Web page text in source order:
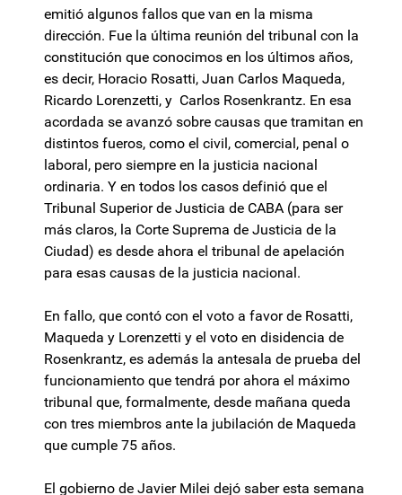
emitió algunos fallos que van en la misma
dirección. Fue la última reunión del tribunal con la
constitución que conocimos en los últimos años,
es decir, Horacio Rosatti, Juan Carlos Maqueda,
Ricardo Lorenzetti, y Carlos Rosenkrantz. En esa
acordada se avanzó sobre causas que tramitan en
distintos fueros, como el civil, comercial, penal o
laboral, pero siempre en la justicia nacional
ordinaria. Y en todos los casos definió que el
Tribunal Superior de Justicia de CABA (para ser
más claros, la Corte Suprema de Justicia de la
Ciudad) es desde ahora el tribunal de apelación
para esas causas de la justicia nacional.
En fallo, que contó con el voto a favor de Rosatti,
Maqueda y Lorenzetti y el voto en disidencia de
Rosenkrantz, es además la antesala de prueba del
funcionamiento que tendrá por ahora el máximo
tribunal que, formalmente, desde mañana queda
con tres miembros ante la jubilación de Maqueda
que cumple 75 años.
El gobierno de Javier Milei dejó saber esta semana